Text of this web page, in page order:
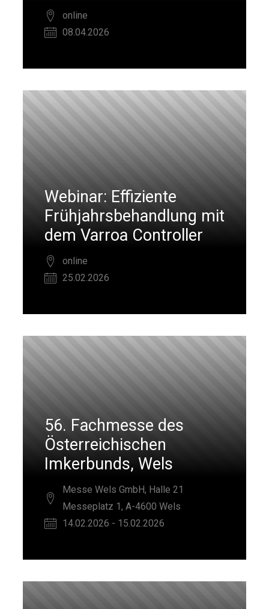
online
08.04.2026
Webinar: Effiziente
Frühjahrsbehandlung mit
dem Varroa Controller
online
25.02.2026
56. Fachmesse des
Österreichischen
Imkerbunds, Wels
Messe Wels GmbH, Halle 21
Messeplatz 1, A-4600 Wels
14.02.2026 - 15.02.2026